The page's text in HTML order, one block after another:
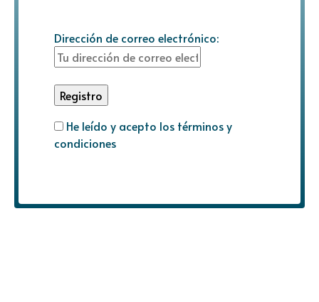
Dirección de correo electrónico:
He leído y acepto los términos y
condiciones